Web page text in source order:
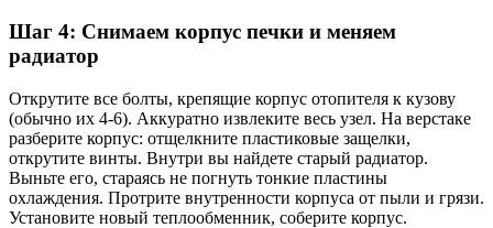
Шаг 4: Снимаем корпус печки и меняем
радиатор
Открутите все болты, крепящие корпус отопителя к кузову
(обычно их 4-6). Аккуратно извлеките весь узел. На верстаке
разберите корпус: отщелкните пластиковые защелки,
открутите винты. Внутри вы найдете старый радиатор.
Выньте его, стараясь не погнуть тонкие пластины
охлаждения. Протрите внутренности корпуса от пыли и грязи.
Установите новый теплообменник, соберите корпус.